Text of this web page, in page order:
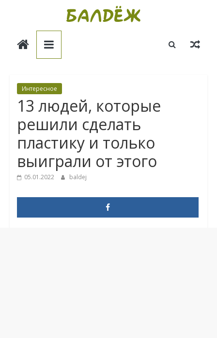
Балдёж
Интересное
13 людей, которые
решили сделать
пластику и только
выиграли от этого
05.01.2022 baldej